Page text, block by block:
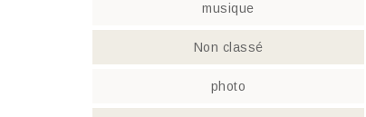
musique
Non classé
photo